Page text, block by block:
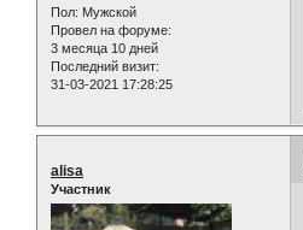
Пол: Мужской
Провел на форуме:
3 месяца 10 дней
Последний визит:
31-03-2021 17:28:25
alisa
Участник